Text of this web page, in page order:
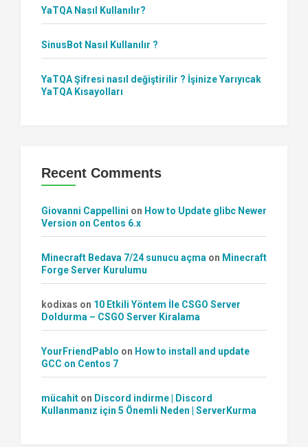
YaTQA Nasıl Kullanılır?
SinusBot Nasıl Kullanılır ?
YaTQA Şifresi nasıl değiştirilir ? İşinize Yarıyıcak
YaTQA Kısayolları
Recent Comments
Giovanni Cappellini on How to Update glibc Newer
Version on Centos 6.x
Minecraft Bedava 7/24 sunucu açma on Minecraft
Forge Server Kurulumu
kodixas on 10 Etkili Yöntem İle CSGO Server
Doldurma – CSGO Server Kiralama
YourFriendPablo on How to install and update
GCC on Centos 7
mücahit on Discord indirme | Discord
Kullanmanız için 5 Önemli Neden | ServerKurma